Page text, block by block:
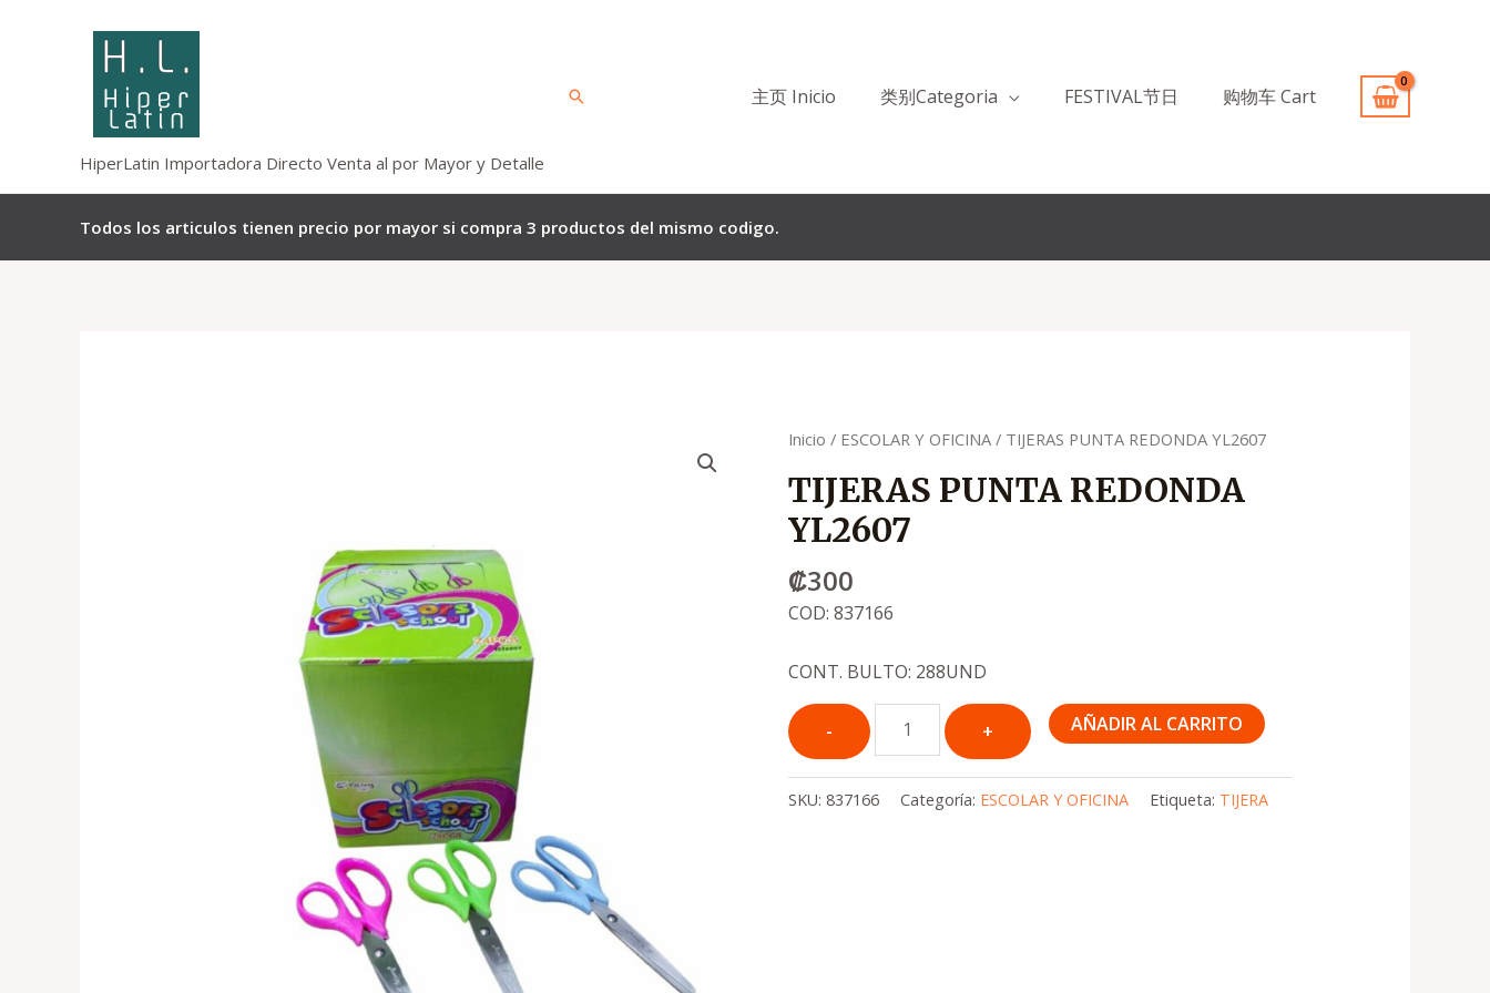
HiperLatin Importadora Directo Venta al por Mayor y Detalle
Buscar 主页 Inicio 类别Categoria FESTIVAL节日 购物车 Cart
Todos los articulos tienen precio por mayor si compra 3 productos del mismo codigo.
Inicio / ESCOLAR Y OFICINA / TIJERAS PUNTA REDONDA YL2607
TIJERAS PUNTA REDONDA
YL2607
₡300
COD: 837166
CONT. BULTO: 288UND
Quantity
AÑADIR AL CARRITO
SKU:837166 Categoría: ESCOLAR Y OFICINA Etiqueta: TIJERA